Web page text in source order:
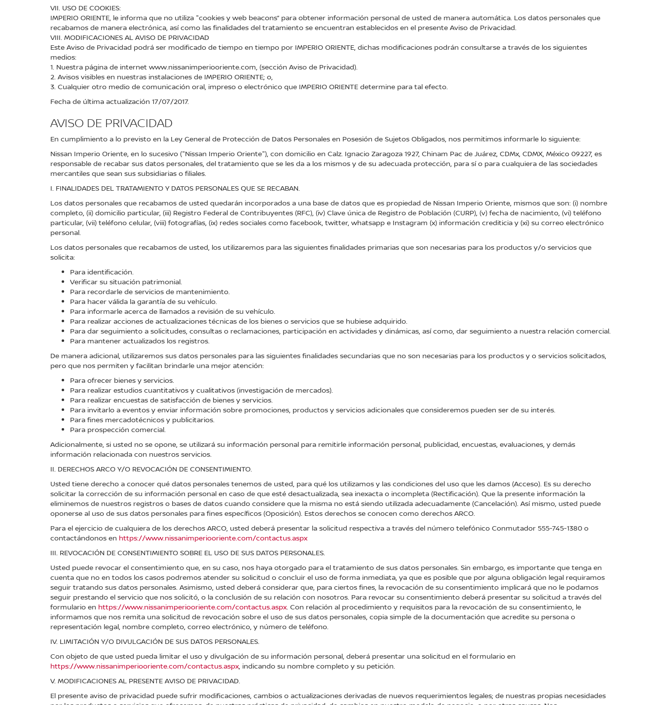
VII. USO DE COOKIES:
IMPERIO ORIENTE, le informa que no utiliza "cookies y web beacons” para obtener información personal de usted de manera automática. Los datos personales que
recabamos de manera electrónica, así como las finalidades del tratamiento se encuentran establecidos en el presente Aviso de Privacidad.
VIII. MODIFICACIONES AL AVISO DE PRIVACIDAD
Este Aviso de Privacidad podrá ser modificado de tiempo en tiempo por IMPERIO ORIENTE, dichas modificaciones podrán consultarse a través de los siguientes
medios:
1. Nuestra página de internet www.nissanimperiooriente.com, (sección Aviso de Privacidad).
2. Avisos visibles en nuestras instalaciones de IMPERIO ORIENTE; o,
3. Cualquier otro medio de comunicación oral, impreso o electrónico que IMPERIO ORIENTE determine para tal efecto.
Fecha de última actualización 17/07/2017.
AVISO DE PRIVACIDAD
En cumplimiento a lo previsto en la Ley General de Protección de Datos Personales en Posesión de Sujetos Obligados, nos permitimos informarle lo siguiente:
Nissan Imperio Oriente, en lo sucesivo ("Nissan Imperio Oriente"), con domicilio en Calz. Ignacio Zaragoza 1927, Chinam Pac de Juárez, CDMx, CDMX, México 09227, es
responsable de recabar sus datos personales, del tratamiento que se les da a los mismos y de su adecuada protección, para sí o para cualquiera de las sociedades
mercantiles que sean sus subsidiarias o filiales.
I. FINALIDADES DEL TRATAMIENTO Y DATOS PERSONALES QUE SE RECABAN.
Los datos personales que recabamos de usted quedarán incorporados a una base de datos que es propiedad de Nissan Imperio Oriente, mismos que son: (i) nombre
completo, (ii) domicilio particular, (iii) Registro Federal de Contribuyentes (RFC), (iv) Clave única de Registro de Población (CURP), (v) fecha de nacimiento, (vi) teléfono
particular, (vii) teléfono celular, (viii) fotografías, (ix) redes sociales como facebook, twitter, whatsapp e Instagram (x) información crediticia y (xi) su correo electrónico
personal.
Los datos personales que recabamos de usted, los utilizaremos para las siguientes finalidades primarias que son necesarias para los productos y/o servicios que
solicita:
Para identificación.
Verificar su situación patrimonial.
Para recordarle de servicios de mantenimiento.
Para hacer válida la garantía de su vehículo.
Para informarle acerca de llamados a revisión de su vehículo.
Para realizar acciones de actualizaciones técnicas de los bienes o servicios que se hubiese adquirido.
Para dar seguimiento a solicitudes, consultas o reclamaciones, participación en actividades y dinámicas, así como, dar seguimiento a nuestra relación comercial.
Para mantener actualizados los registros.
De manera adicional, utilizaremos sus datos personales para las siguientes finalidades secundarias que no son necesarias para los productos y o servicios solicitados,
pero que nos permiten y facilitan brindarle una mejor atención:
Para ofrecer bienes y servicios.
Para realizar estudios cuantitativos y cualitativos (investigación de mercados).
Para realizar encuestas de satisfacción de bienes y servicios.
Para invitarlo a eventos y enviar información sobre promociones, productos y servicios adicionales que consideremos pueden ser de su interés.
Para fines mercadotécnicos y publicitarios.
Para prospección comercial.
Adicionalmente, si usted no se opone, se utilizará su información personal para remitirle información personal, publicidad, encuestas, evaluaciones, y demás
información relacionada con nuestros servicios.
II. DERECHOS ARCO Y/O REVOCACIÓN DE CONSENTIMIENTO.
Usted tiene derecho a conocer qué datos personales tenemos de usted, para qué los utilizamos y las condiciones del uso que les damos (Acceso). Es su derecho
solicitar la corrección de su información personal en caso de que esté desactualizada, sea inexacta o incompleta (Rectificación). Que la presente información la
eliminemos de nuestros registros o bases de datos cuando considere que la misma no está siendo utilizada adecuadamente (Cancelación). Así mismo, usted puede
oponerse al uso de sus datos personales para fines específicos (Oposición). Estos derechos se conocen como derechos ARCO.
Para el ejercicio de cualquiera de los derechos ARCO, usted deberá presentar la solicitud respectiva a través del número telefónico Conmutador 555-745-1380 o
contactándonos en https://www.nissanimperiooriente.com/contactus.aspx
III. REVOCACIÓN DE CONSENTIMIENTO SOBRE EL USO DE SUS DATOS PERSONALES.
Usted puede revocar el consentimiento que, en su caso, nos haya otorgado para el tratamiento de sus datos personales. Sin embargo, es importante que tenga en
cuenta que no en todos los casos podremos atender su solicitud o concluir el uso de forma inmediata, ya que es posible que por alguna obligación legal requiramos
seguir tratando sus datos personales. Asimismo, usted deberá considerar que, para ciertos fines, la revocación de su consentimiento implicará que no le podamos
seguir prestando el servicio que nos solicitó, o la conclusión de su relación con nosotros. Para revocar su consentimiento deberá presentar su solicitud a través del
formulario en https://www.nissanimperiooriente.com/contactus.aspx . Con relación al procedimiento y requisitos para la revocación de su consentimiento, le
informamos que nos remita una solicitud de revocación sobre el uso de sus datos personales, copia simple de la documentación que acredite su persona o
representación legal, nombre completo, correo electrónico, y número de teléfono.
IV. LIMITACIÓN Y/O DIVULGACIÓN DE SUS DATOS PERSONALES.
Con objeto de que usted pueda limitar el uso y divulgación de su información personal, deberá presentar una solicitud en el formulario en
https://www.nissanimperiooriente.com/contactus.aspx , indicando su nombre completo y su petición.
V. MODIFICACIONES AL PRESENTE AVISO DE PRIVACIDAD.
El presente aviso de privacidad puede sufrir modificaciones, cambios o actualizaciones derivadas de nuevos requerimientos legales; de nuestras propias necesidades